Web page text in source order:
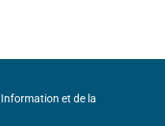
et de la